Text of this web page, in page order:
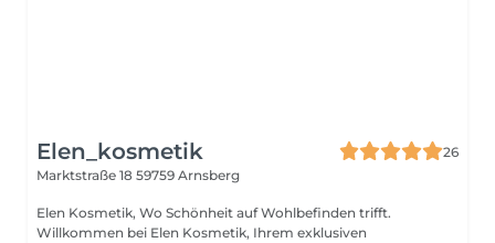
Elen_kosmetik
26
Marktstraße 18 59759 Arnsberg
Elen Kosmetik, Wo Schönheit auf Wohlbefinden trifft.
Willkommen bei Elen Kosmetik, Ihrem exklusiven